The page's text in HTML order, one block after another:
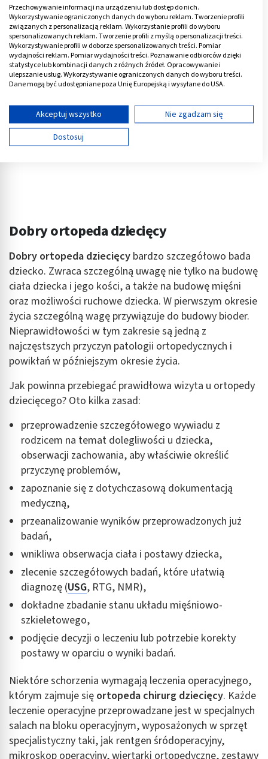
Reklama
Dobry ortopeda dziecięcy
Dobry ortopeda dziecięcy bardzo szczegółowo bada
dziecko. Zwraca szczególną uwagę nie tylko na budowę
ciała dziecka i jego kości, a także na budowę mięśni
oraz możliwości ruchowe dziecka. W pierwszym okresie
życia szczególną wagę przywiązuje do budowy bioder.
Nieprawidłowości w tym zakresie są jedną z
najczęstszych przyczyn patologii ortopedycznych i
powikłań w późniejszym okresie życia.
Jak powinna przebiegać prawidłowa wizyta u ortopedy
dziecięcego? Oto kilka zasad:
przeprowadzenie szczegółowego wywiadu z
rodzicem na temat dolegliwości u dziecka,
obserwacji zachowania, aby właściwie określić
przyczynę problemów,
zapoznanie się z dotychczasową dokumentacją
medyczną,
przeanalizowanie wyników przeprowadzonych już
badań,
wnikliwa obserwacja ciała i postawy dziecka,
zlecenie szczegółowych badań, które ułatwią
diagnozę (USG, RTG, NMR),
dokładne zbadanie stanu układu mięśniowo-
szkieletowego,
podjęcie decyzji o leczeniu lub potrzebie korekty
postawy w oparciu o wyniki badań.
Niektóre schorzenia wymagają leczenia operacyjnego,
którym zajmuje się ortopeda chirurg dziecięcy. Każde
leczenie operacyjne przeprowadzane jest w specjalnych
salach na bloku operacyjnym, wyposażonych w sprzęt
specjalistyczny taki, jak rentgen śródoperacyjny,
mikroskop operacyjny, wiertarki ortopedyczne, zestawy
Przechowywanie informacji na urządzeniu lub dostęp do nich.
Wykorzystywanie ograniczonych danych do wyboru reklam. Tworzenie profili
związanych z personalizacją reklam. Wykorzystanie profili do wyboru
spersonalizowanych reklam. Tworzenie profili z myślą o personalizacji treści.
Wykorzystywanie profili w doborze spersonalizowanych treści. Pomiar
wydajności reklam. Pomiar wydajności treści. Poznawanie odbiorców dzięki
statystyce lub kombinacji danych z różnych źródeł. Opracowywanie i
ulepszanie usług. Wykorzystywanie ograniczonych danych do wyboru treści.
Dane mogą być udostępniane poza Unię Europejską i wysyłane do USA.
Wyświetl listę partnerów (11 dostawców IAB)
Używamy Twoich danych w następujących celach:
Cele przetwarzania IAB:
Tworzenie profili w celu spersonalizowanych
reklam
Wykorzystanie profili do wyboru
spersonalizowanych reklam
Tworzenie profili w celu personalizacji treści
Wykorzystywanie profili w celu doboru
spersonalizowanych treści
Pomiar efektywności reklam
Pomiar efektywności treści
Rozumienie odbiorców dzięki statystyce lub
kombinacji danych z różnych źródeł
Rozwój i ulepszanie usług
Wykorzystywanie ograniczonych danych do
wyboru treści
Funkcje specjalne IAB:
Użycie dokładnych danych geolokalizacyjnych
Identyfikowanie urządzeń na podstawie
aktywnie żądanych informacji
Cele przetwarzania inne niż IAB:
Niezbędne
Wydajność (Performance)
Reklama / śledzenie
Akceptuj wszystko
Nie zgadzam się
Dostosuj